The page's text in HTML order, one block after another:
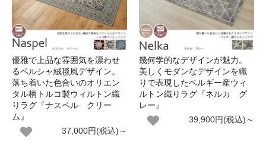
優雅で上品な雰囲気を漂わせ
るペルシャ絨毯風デザイン。
落ち着いた色合いのオリエン
タル柄トルコ製ウィルトン織
りラグ『ナスペル クリー
ム』
37,000円(税込)～
幾何学的なデザインが魅力。
美しくモダンなデザインを織
りで表現したベルギー産ウィ
ルトン織りラグ『ネルカ グ
レー』
39,900円(税込)～